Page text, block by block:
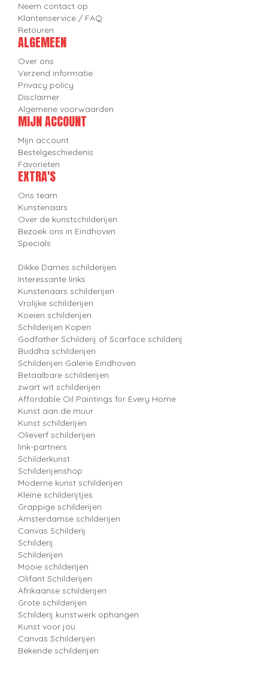
Neem contact op
Klantenservice / FAQ
Retouren
ALGEMEEN
Over ons
Verzend informatie
Privacy policy
Disclaimer
Algemene voorwaarden
MIJN ACCOUNT
Mijn account
Bestelgeschiedenis
Favorieten
EXTRA'S
Ons team
Kunstenaars
Over de kunstschilderijen
Bezoek ons in Eindhoven
Specials
Dikke Dames schilderijen
Interessante links
Kunstenaars schilderijen
Vrolijke schilderijen
Koeien schilderijen
Schilderijen Kopen
Godfather Schilderij of Scarface schilderij
Buddha schilderijen
Schilderijen Galerie Eindhoven
Betaalbare schilderijen
zwart wit schilderijen
Affordable Oil Paintings for Every Home
Kunst aan de muur
Kunst schilderijen
Olieverf schilderijen
link-partners
Schilderkunst
Schilderijenshop
Moderne kunst schilderijen
Kleine schilderijtjes
Grappige schilderijen
Amsterdamse schilderijen
Canvas Schilderij
Schilderij
Schilderijen
Mooie schilderijen
Olifant Schilderijen
Afrikaanse schilderijen
Grote schilderijen
Schilderij kunstwerk ophangen
Kunst voor jou
Canvas Schilderijen
Bekende schilderijen